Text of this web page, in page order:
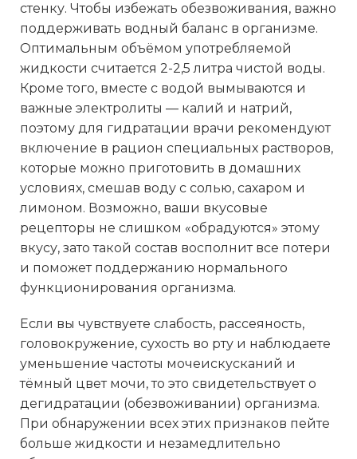
стенку. Чтобы избежать обезвоживания, важно
поддерживать водный баланс в организме.
Оптимальным объёмом употребляемой
жидкости считается 2-2,5 литра чистой воды.
Кроме того, вместе с водой вымываются и
важные электролиты — калий и натрий,
поэтому для гидратации врачи рекомендуют
включение в рацион специальных растворов,
которые можно приготовить в домашних
условиях, смешав воду с солью, сахаром и
лимоном. Возможно, ваши вкусовые
рецепторы не слишком «обрадуются» этому
вкусу, зато такой состав восполнит все потери
и поможет поддержанию нормального
функционирования организма.
Если вы чувствуете слабость, рассеяность,
головокружение, сухость во рту и наблюдаете
уменьшение частоты мочеискусканий и
тёмный цвет мочи, то это свидетельствует о
дегидратации (обезвоживании) организма.
При обнаружении всех этих признаков пейте
больше жидкости и незамедлительно